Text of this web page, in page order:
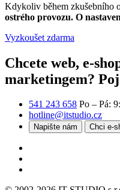
Kdykoliv během zkušebního
ostrého provozu. O
Vyzkoušet zdarma
Chcete web, e-
marketingem?
541 243 658 Po – Pá:
hotline@itstudio.cz
Napište nám Chci e-